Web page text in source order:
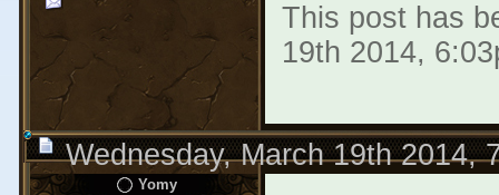
This post has
19th 2014,
Wednesday, March 19th 2014,
Yomy